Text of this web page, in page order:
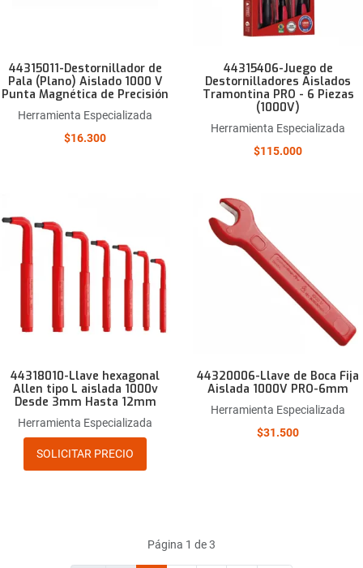
44315011-Destornillador de
Pala (Plano) Aislado 1000 V
Punta Magnética de Precisión
Herramienta Especializada
$16.300
44315406-Juego de
Destornilladores Aislados
Tramontina PRO - 6 Piezas
(1000V)
Herramienta Especializada
$115.000
Añadir a la lista de deseos
Comparar este producto
44318010-Llave hexagonal
Allen tipo L aislada 1000v
Desde 3mm Hasta 12mm
Herramienta Especializada
SOLICITAR PRECIO
44320006-Llave de Boca Fija
Aislada 1000V PRO-6mm
Herramienta Especializada
$31.500
Página 1 de 3